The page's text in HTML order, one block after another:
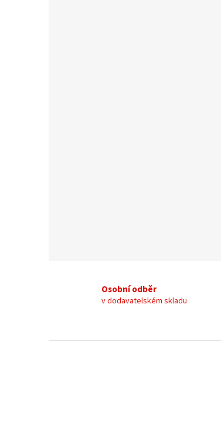
Osobní odběr
v dodavatelském skladu